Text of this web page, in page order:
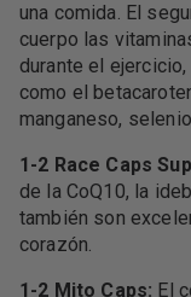
una comida. El
cuerpo las
durante el
como el
manganeso,
1-2 Race Caps
de la CoQ10, la
también son
corazón.
1-2 Mito Caps: El